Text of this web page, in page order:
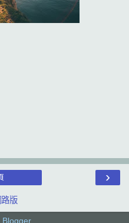
›
版
Blogger.